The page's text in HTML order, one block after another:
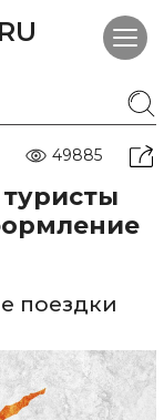
49885
поездки